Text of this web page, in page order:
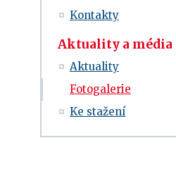
Kontakty
Aktuality a média
Aktuality
Fotogalerie
Ke stažení